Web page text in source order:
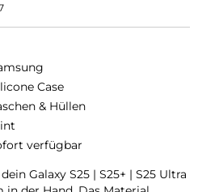
Case
& Hüllen
verfügbar
Galaxy S25 | S25+ | S25 Ultra